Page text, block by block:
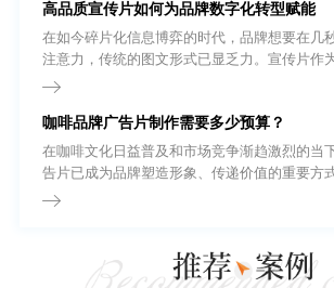
高品质宣传片如何为品牌数字化转型赋能
在如今碎片化信息博弈的时代，品牌想要在几
注意力，传统的图文形式已显乏力。宣传片作
一体的强有力输出载体，正逐渐从企业的“加分
质量的宣传片都能以极具冲击力的画面语言，
的信任背书。
咖啡品牌广告片制作需要多少预算？
在咖啡文化日益普及和市场竞争渐趋激烈的当
告片已成为品牌塑造形象、传递价值的重要方
咖啡的品质与风味，还能通过视觉语言连接消